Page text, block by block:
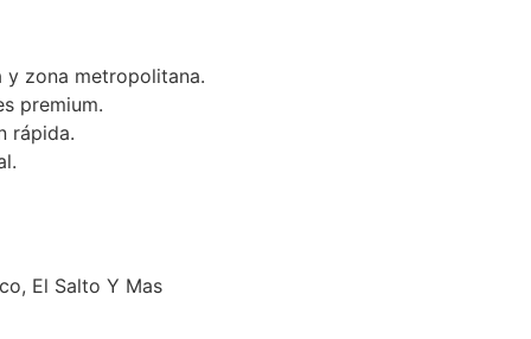
y zona metropolitana.
premium.
rápida.
El Salto Y Mas